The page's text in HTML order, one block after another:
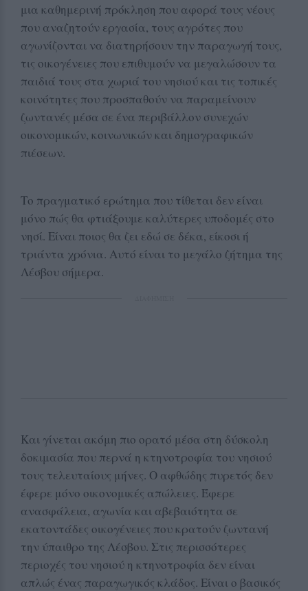
μια καθημερινή πρόκληση που αφορά τους νέους
που αναζητούν εργασία, τους αγρότες που
αγωνίζονται να διατηρήσουν την παραγωγή τους,
τις οικογένειες που επιθυμούν να μεγαλώσουν τα
παιδιά τους στα χωριά του νησιού και τις τοπικές
κοινότητες που προσπαθούν να παραμείνουν
ζωντανές μέσα σε ένα περιβάλλον συνεχών
οικονομικών, κοινωνικών και δημογραφικών
πιέσεων.
Το πραγματικό ερώτημα που τίθεται δεν είναι
μόνο πώς θα φτιάξουμε καλύτερες υποδομές στο
νησί. Είναι ποιος θα ζει εδώ σε δέκα, είκοσι ή
τριάντα χρόνια. Αυτό είναι το μεγάλο ζήτημα της
Λέσβου σήμερα.
Και γίνεται ακόμη πιο ορατό μέσα στη δύσκολη
δοκιμασία που περνά η κτηνοτροφία του νησιού
τους τελευταίους μήνες. Ο αφθώδης πυρετός δεν
έφερε μόνο οικονομικές απώλειες. Έφερε
ανασφάλεια, αγωνία και αβεβαιότητα σε
εκατοντάδες οικογένειες που κρατούν ζωντανή
την ύπαιθρο της Λέσβου. Στις περισσότερες
περιοχές του νησιού η κτηνοτροφία δεν είναι
απλώς ένας παραγωγικός κλάδος. Είναι ο βασικός